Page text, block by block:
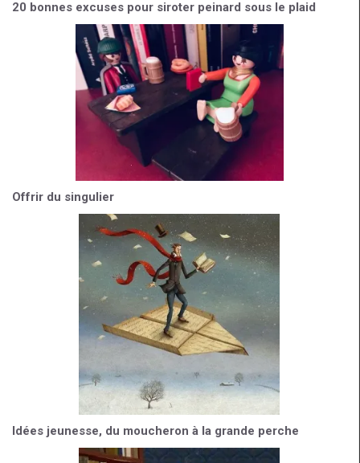
20 bonnes excuses pour siroter peinard sous le plaid
Offrir du singulier
Idées jeunesse, du moucheron à la grande perche